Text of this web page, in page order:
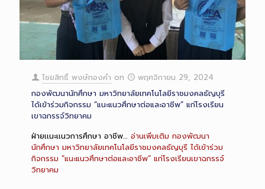
ไชยสิทธิ์ พงษ์ทองคำ on
พฤศจิกายน 29, 2024
กองพัฒนานักศึกษา มหาวิทยาลัยเทคโนโลยีราชมงคลธัญบุรี
ได้เข้าร่วมกิจกรรม “แนะแนวศึกษาต่อและอาชีพ” แก่โรงเรียน
เขาฉกรรจ์วิทยาคม
ฝ่ายเเนะเเนวการศึกษา อาชีพ… อ่านเพิ่มเติม กองพัฒนา
นักศึกษา มหาวิทยาลัยเทคโนโลยีราชมงคลธัญบุรี ได้เข้าร่วม
กิจกรรม “แนะแนวศึกษาต่อและอาชีพ” แก่โรงเรียนเขาฉกรรจ์
วิทยาคม